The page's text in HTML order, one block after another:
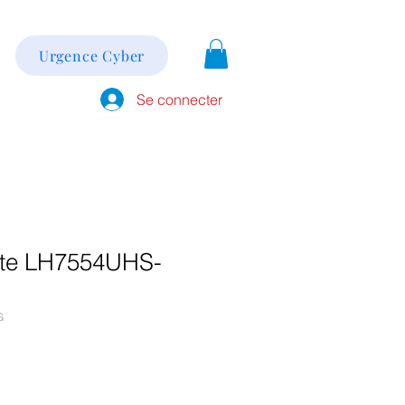
Urgence Cyber
Se connecter
LH7554UHS-